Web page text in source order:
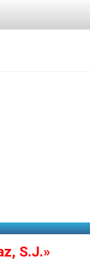
S.J.»